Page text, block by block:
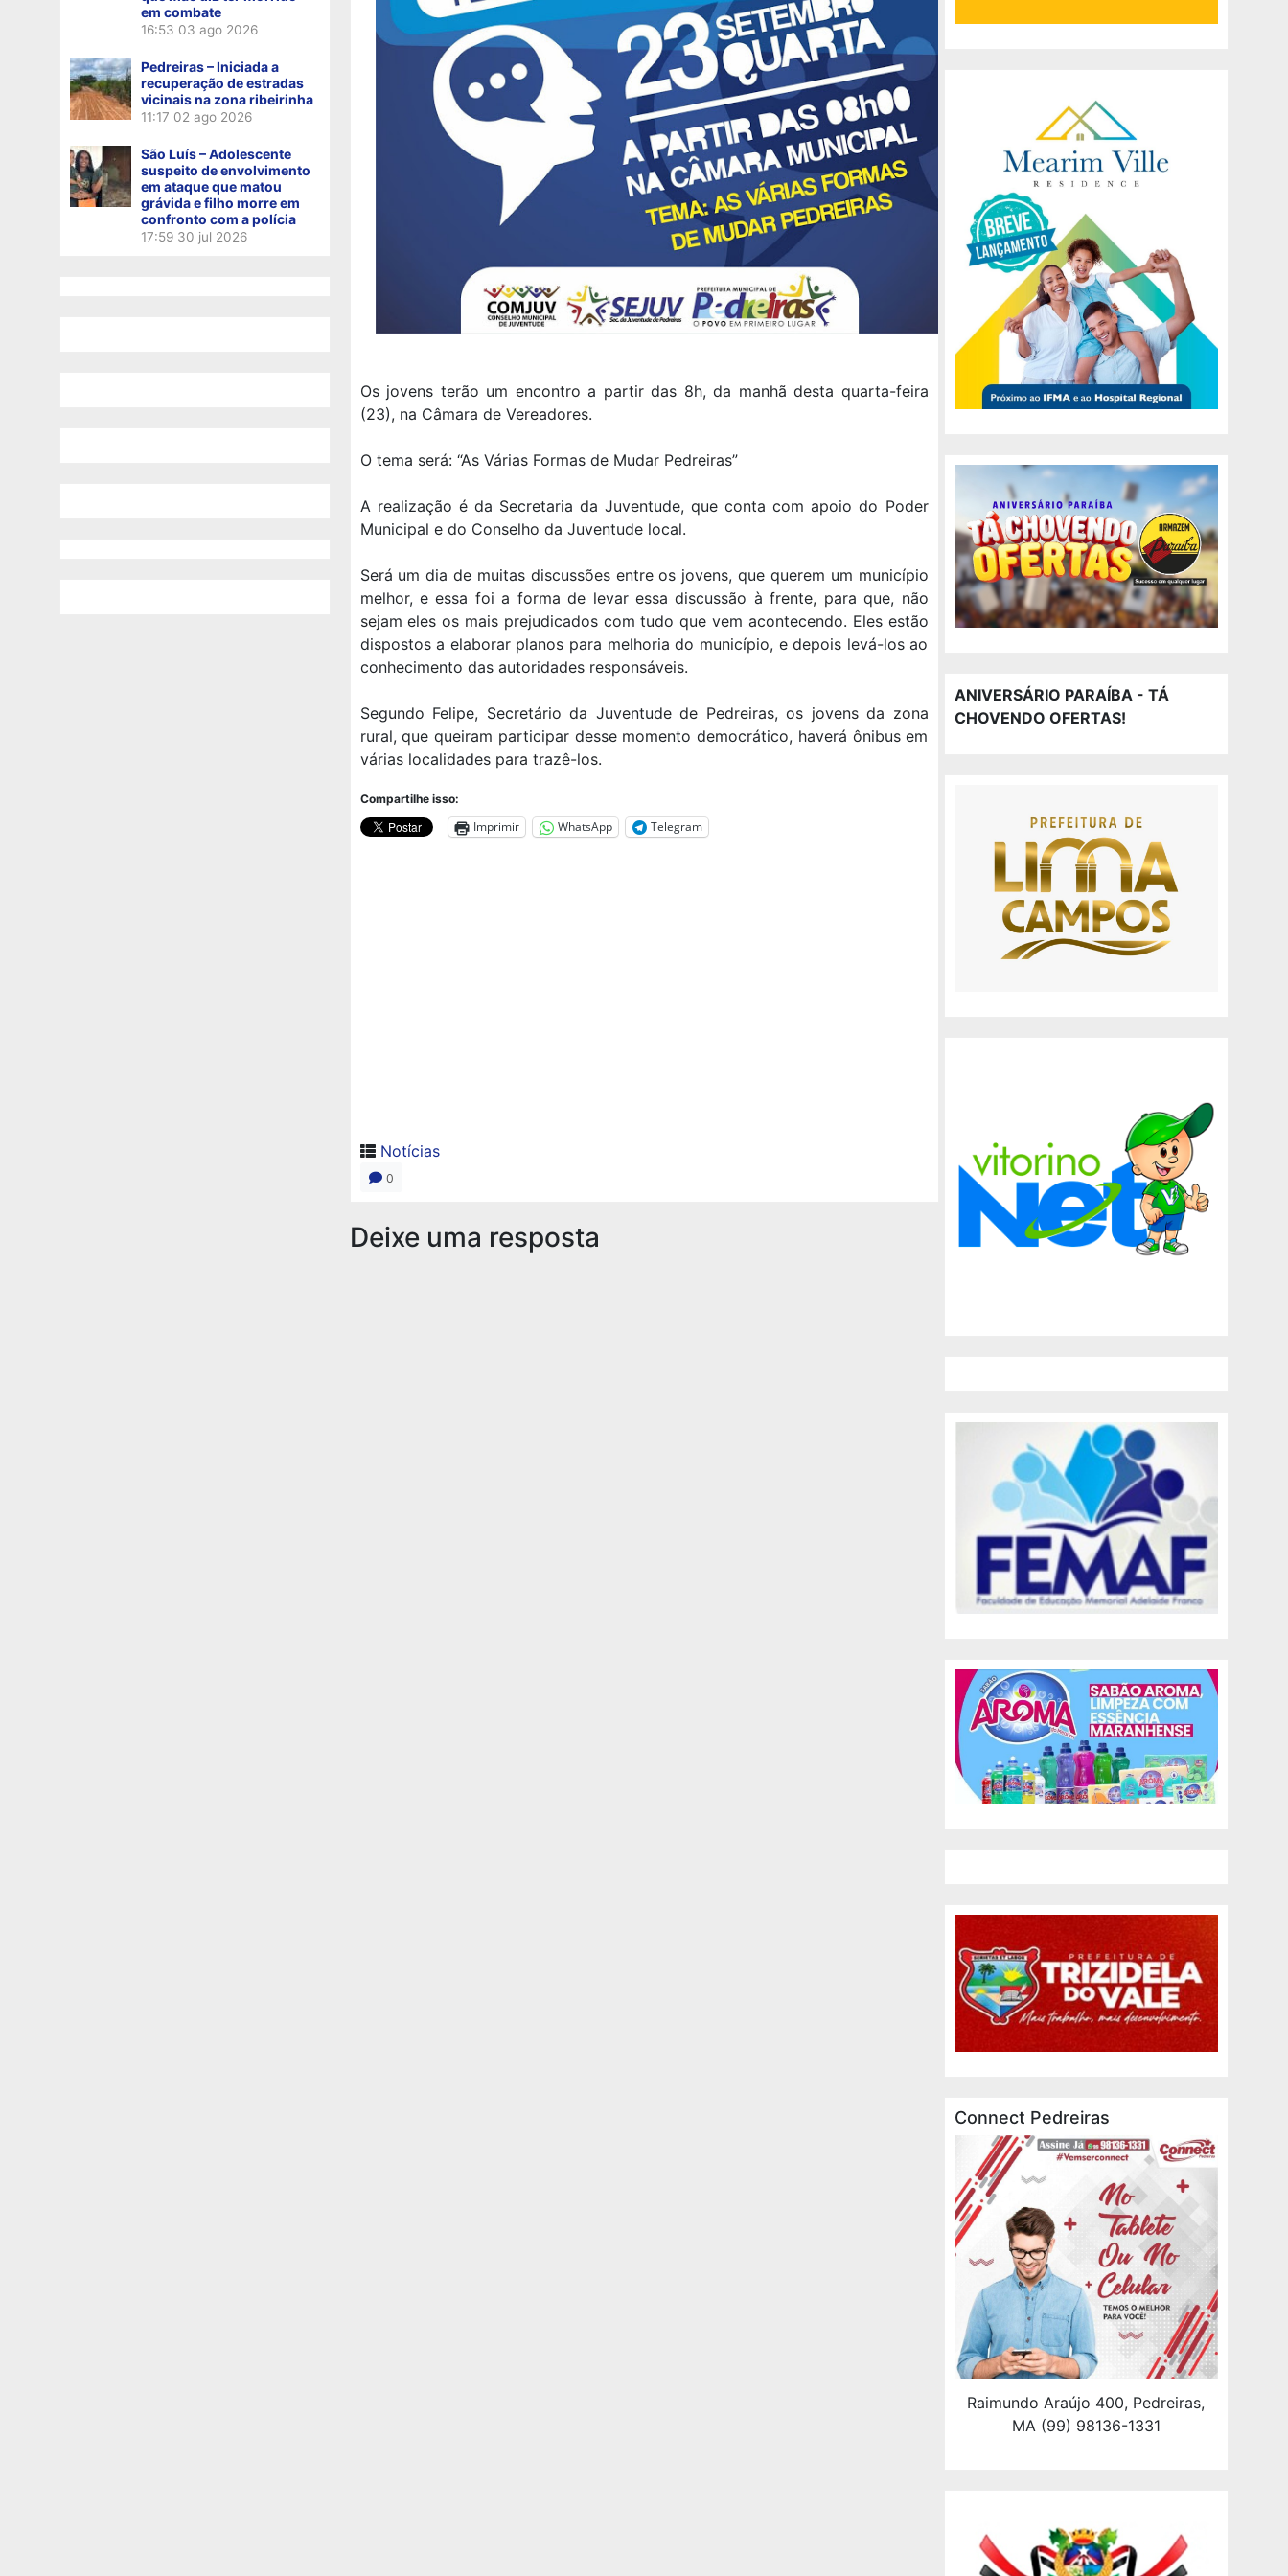
em combate
16:53 03 ago 2026
Pedreiras – Iniciada a
recuperação de estradas
vicinais na zona ribeirinha
11:17 02 ago 2026
São Luís – Adolescente
suspeito de envolvimento
em ataque que matou
grávida e filho morre em
confronto com a polícia
17:59 30 jul 2026
Os jovens terão um encontro a partir das 8h, da manhã desta quarta-feira
(23), na Câmara de Vereadores.
O tema será: “As Várias Formas de Mudar Pedreiras”
A realização é da Secretaria da Juventude, que conta com apoio do Poder
Municipal e do Conselho da Juventude local.
Será um dia de muitas discussões entre os jovens, que querem um município
melhor, e essa foi a forma de levar essa discussão à frente, para que, não
sejam eles os mais prejudicados com tudo que vem acontecendo. Eles estão
dispostos a elaborar planos para melhoria do município, e depois levá-los ao
conhecimento das autoridades responsáveis.
Segundo Felipe, Secretário da Juventude de Pedreiras, os jovens da zona
rural, que queiram participar desse momento democrático, haverá ônibus em
várias localidades para trazê-los.
Compartilhe isso:
Imprimir WhatsApp Telegram
Notícias
0
Deixe uma resposta
ANIVERSÁRIO PARAÍBA - TÁ
CHOVENDO OFERTAS!
Connect Pedreiras
Raimundo Araújo 400, Pedreiras,
MA (99) 98136-1331